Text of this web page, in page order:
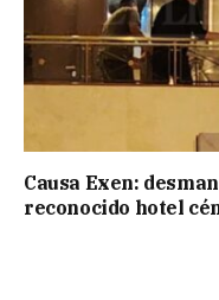
Causa Exen:
reconocido hotel